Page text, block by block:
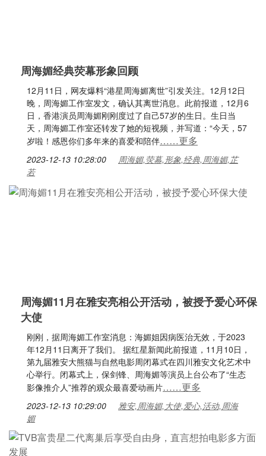
周海媚经典荧幕形象回顾
12月11日，网友爆料“港星周海媚离世”引发关注。12月12日
晚，周海媚工作室发文，确认其离世消息。此前报道，12月6
日，香港演员周海媚刚刚度过了自己57岁的生日。生日当
天，周海媚工作室还转发了她的短视频，并写道：“今天，57
岁啦！感恩你们多年来的喜爱和陪伴……更多
2023-12-13 10:28:00
周海媚,荧幕,形象,经典,周海媚,芷
若
周海媚11月在雅安亮相公开活动，被授予爱心环保
大使
刚刚，据周海媚工作室消息：海媚姐因病医治无效，于2023
年12月11日离开了我们。 据红星新闻此前报道，11月10日，
第九届雅安大熊猫与自然电影周闭幕式在四川雅安文化艺术中
心举行。闭幕式上，保剑锋、周海媚等演员上台公布了“生态
影像推介人”推荐的观众最喜爱动画片……更多
2023-12-13 10:29:00
雅安,周海媚,大使,爱心,活动,周海
媚